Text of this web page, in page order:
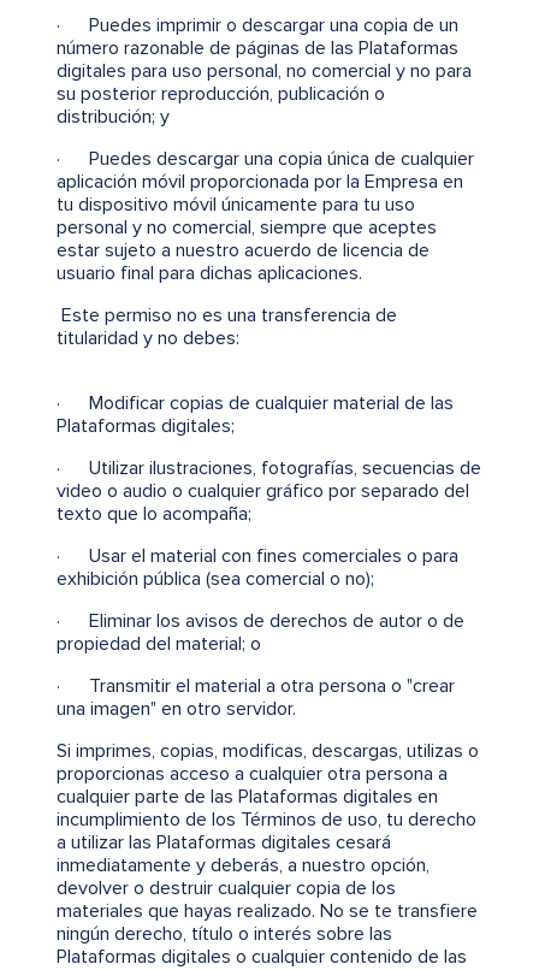
· Puedes imprimir o descargar una copia de un
número razonable de páginas de las Plataformas
digitales para uso personal, no comercial y no para
su posterior reproducción, publicación o
distribución; y
· Puedes descargar una copia única de cualquier
aplicación móvil proporcionada por la Empresa en
tu dispositivo móvil únicamente para tu uso
personal y no comercial, siempre que aceptes
estar sujeto a nuestro acuerdo de licencia de
usuario final para dichas aplicaciones.
Este permiso no es una transferencia de
titularidad y no debes:
· Modificar copias de cualquier material de las
Plataformas digitales;
· Utilizar ilustraciones, fotografías, secuencias de
video o audio o cualquier gráfico por separado del
texto que lo acompaña;
· Usar el material con fines comerciales o para
exhibición pública (sea comercial o no);
· Eliminar los avisos de derechos de autor o de
propiedad del material; o
· Transmitir el material a otra persona o "crear
una imagen" en otro servidor.
Si imprimes, copias, modificas, descargas, utilizas o
proporcionas acceso a cualquier otra persona a
cualquier parte de las Plataformas digitales en
incumplimiento de los Términos de uso, tu derecho
a utilizar las Plataformas digitales cesará
inmediatamente y deberás, a nuestro opción,
devolver o destruir cualquier copia de los
materiales que hayas realizado. No se te transfiere
ningún derecho, título o interés sobre las
Plataformas digitales o cualquier contenido de las